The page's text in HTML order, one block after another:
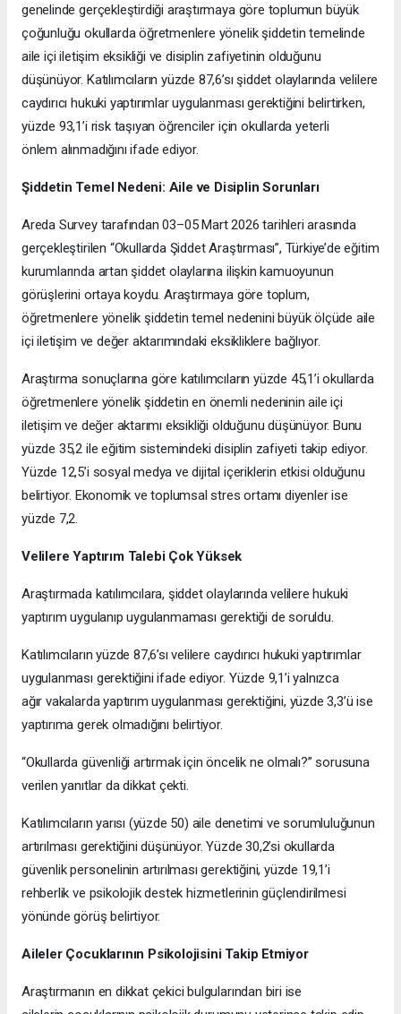
genelinde gerçekleştirdiği araştırmaya göre toplumun büyük
çoğunluğu okullarda öğretmenlere yönelik şiddetin temelinde
aile içi iletişim eksikliği ve disiplin zafiyetinin olduğunu
düşünüyor. Katılımcıların yüzde 87,6’sı şiddet olaylarında velilere
caydırıcı hukuki yaptırımlar uygulanması gerektiğini belirtirken,
yüzde 93,1’i risk taşıyan öğrenciler için okullarda yeterli
önlem alınmadığını ifade ediyor.
Şiddetin Temel Nedeni: Aile ve Disiplin Sorunları
Areda Survey tarafından 03–05 Mart 2026 tarihleri arasında
gerçekleştirilen “Okullarda Şiddet Araştırması”, Türkiye’de eğitim
kurumlarında artan şiddet olaylarına ilişkin kamuoyunun
görüşlerini ortaya koydu. Araştırmaya göre toplum,
öğretmenlere yönelik şiddetin temel nedenini büyük ölçüde aile
içi iletişim ve değer aktarımındaki eksikliklere bağlıyor.
Araştırma sonuçlarına göre katılımcıların yüzde 45,1’i okullarda
öğretmenlere yönelik şiddetin en önemli nedeninin aile içi
iletişim ve değer aktarımı eksikliği olduğunu düşünüyor. Bunu
yüzde 35,2 ile eğitim sistemindeki disiplin zafiyeti takip ediyor.
Yüzde 12,5’i sosyal medya ve dijital içeriklerin etkisi olduğunu
belirtiyor. Ekonomik ve toplumsal stres ortamı diyenler ise
yüzde 7,2.
Velilere Yaptırım Talebi Çok Yüksek
Araştırmada katılımcılara, şiddet olaylarında velilere hukuki
yaptırım uygulanıp uygulanmaması gerektiği de soruldu.
Katılımcıların yüzde 87,6’sı velilere caydırıcı hukuki yaptırımlar
uygulanması gerektiğini ifade ediyor. Yüzde 9,1’i yalnızca
ağır vakalarda yaptırım uygulanması gerektiğini, yüzde 3,3’ü ise
yaptırıma gerek olmadığını belirtiyor.
“Okullarda güvenliği artırmak için öncelik ne olmalı?” sorusuna
verilen yanıtlar da dikkat çekti.
Katılımcıların yarısı (yüzde 50) aile denetimi ve sorumluluğunun
artırılması gerektiğini düşünüyor. Yüzde 30,2’si okullarda
güvenlik personelinin artırılması gerektiğini, yüzde 19,1’i
rehberlik ve psikolojik destek hizmetlerinin güçlendirilmesi
yönünde görüş belirtiyor.
Aileler Çocuklarının Psikolojisini Takip Etmiyor
Araştırmanın en dikkat çekici bulgularından biri ise